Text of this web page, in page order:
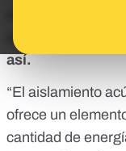
en los que suelen
aislantes de
así.
“El aislamiento
ofrece un
cantidad de